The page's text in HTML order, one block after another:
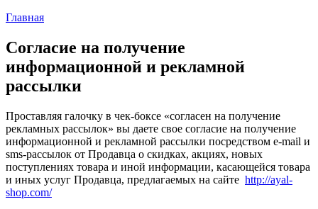
Главная
Согласие на получение
информационной и рекламной
рассылки
Проставляя галочку в чек-боксе «согласен на получение
рекламных рассылок» вы даете свое согласие на получение
информационной и рекламной рассылки посредством e-mail и
sms-рассылок от Продавца о скидках, акциях, новых
поступлениях товара и иной информации, касающейся товара
и иных услуг Продавца, предлагаемых на сайте http://ayal-
shop.com/